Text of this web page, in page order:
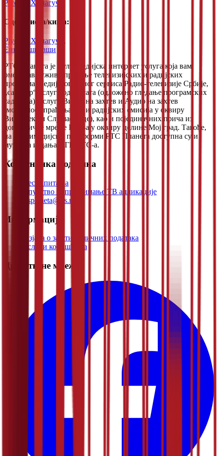
Рјусуке Хамагучи
Сценариста/киња:
Рјусуке Хамагучи
,
Еико Ишибаши
РТС Планета је мултимедијска интернет услуга која вам
омогућава уживо праћење телевизијских и радијских
програма Медијског јавног сервиса Радио-телевизије Србије,
„catch up“ услугу од 72 сата (одложено гледање програмских
садржаја), услуге Видео на захтев и Аудио на захтев
(могућност праћења ТВ и радијских емисија у оквиру
Видеотеке и Слушаонице), као и појединачних прича из
дописничке мреже РТС-а у оквиру целине Мој град. Такође,
на мултимедијској платформи РТС Планета доступна су и
музичка издања ПГП РТС-а.
Корисничка подршка
Честа питања
Упутство за преузимање ТВ апликације
rtsplaneta@rts.rs
Информације
Изјава о заштити личних података
Услови коришћења
Друштвене мреже